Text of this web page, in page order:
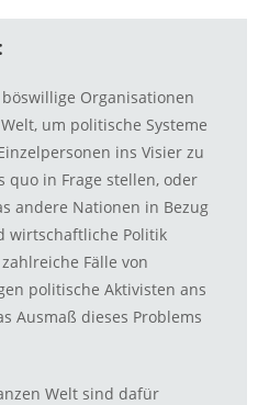
Organisationen
um politische Systeme
ins Visier zu
quo in Frage stellen, oder
andere Nationen in Bezug
wirtschaftliche Politik
Fälle von
politische Aktivisten ans
Ausmaß dieses Problems
Welt sind dafür